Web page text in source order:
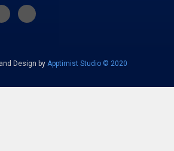
Design by Apptimist Studio © 2020